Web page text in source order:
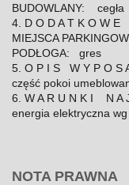
BUDOWLANY: cegła
4. D O D A T K O W
MIEJSCA
PODŁOGA: gres
5. O P I S W Y P O S
część pokoi
6. W A R U N K I N A
energia elektryczna
NOTA PRAWNA